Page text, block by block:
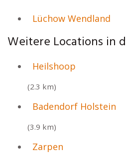
Lüchow Wendland
Weitere Locations in
Heilshoop
(2.3 km)
Badendorf Holstein
(3.9 km)
Zarpen